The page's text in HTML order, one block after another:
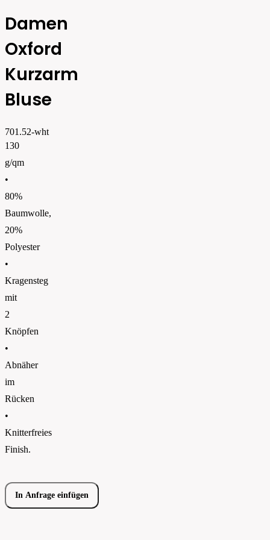
Damen
Oxford
Kurzarm
Bluse
701.52-wht
130
g/qm
•
80%
Baumwolle,
20%
Polyester
•
Kragensteg
mit
2
Knöpfen
•
Abnäher
im
Rücken
•
Knitterfreies
Finish.
In Anfrage einfügen